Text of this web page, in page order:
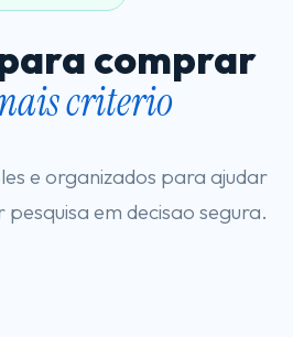
comprar
criterio
e organizados para ajudar
em decisao segura.